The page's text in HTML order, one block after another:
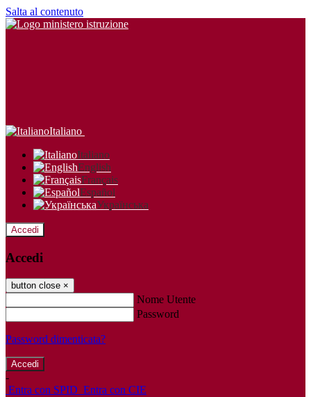
Salta al contenuto
Italiano
Italiano
English
Français
Español
Українська
Accedi
Accedi
button close ×
Nome Utente
Password
Password dimenticata?
-
Entra con SPID Entra con CIE